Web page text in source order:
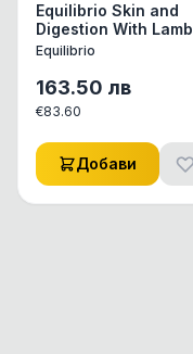
Equilibrio Skin and
Digestion With Lamb
for All Breeds -
израснали кучета
предразположени
към алергии с
агнешко 12 кг
Equilibrio
163.50 лв
€83.60
Добави